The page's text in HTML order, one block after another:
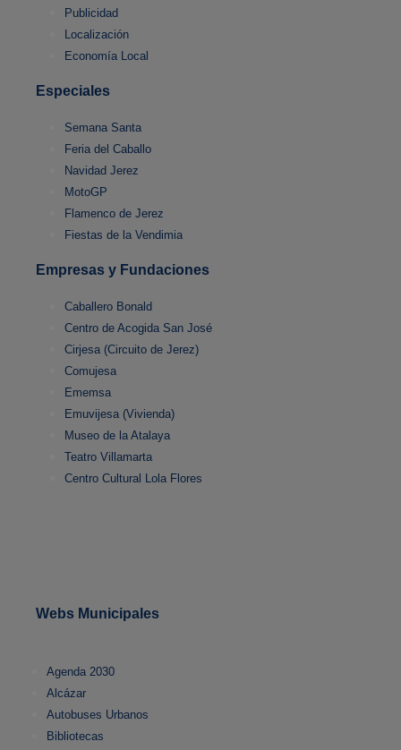
Publicidad
Localización
Economía Local
Especiales
Semana Santa
Feria del Caballo
Navidad Jerez
MotoGP
Flamenco de Jerez
Fiestas de la Vendimia
Empresas y Fundaciones
Caballero Bonald
Centro de Acogida San José
Cirjesa (Circuito de Jerez)
Comujesa
Ememsa
Emuvijesa (Vivienda)
Museo de la Atalaya
Teatro Villamarta
Centro Cultural Lola Flores
Webs Municipales
Agenda 2030
Alcázar
Autobuses Urbanos
Bibliotecas